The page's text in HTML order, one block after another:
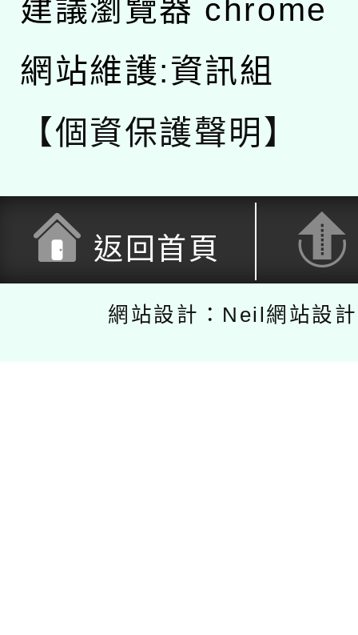
建議瀏覽器 chrome
網站維護:資訊組
【個資保護聲明】
返回首頁
網站設計：Neil網站設